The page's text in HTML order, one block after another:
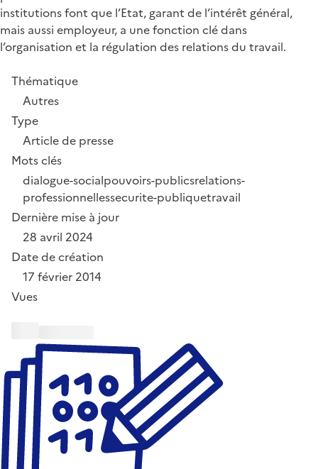
institutions font que l’Etat, garant de l’intérêt général,
mais aussi employeur, a une fonction clé dans
l’organisation et la régulation des relations du travail.
Thématique
Autres
Type
Article de presse
Mots clés
dialogue-socialpouvoirs-publicsrelations-
professionnellessecurite-publiquetravail
Dernière mise à jour
28 avril 2024
Date de création
17 février 2014
Vues